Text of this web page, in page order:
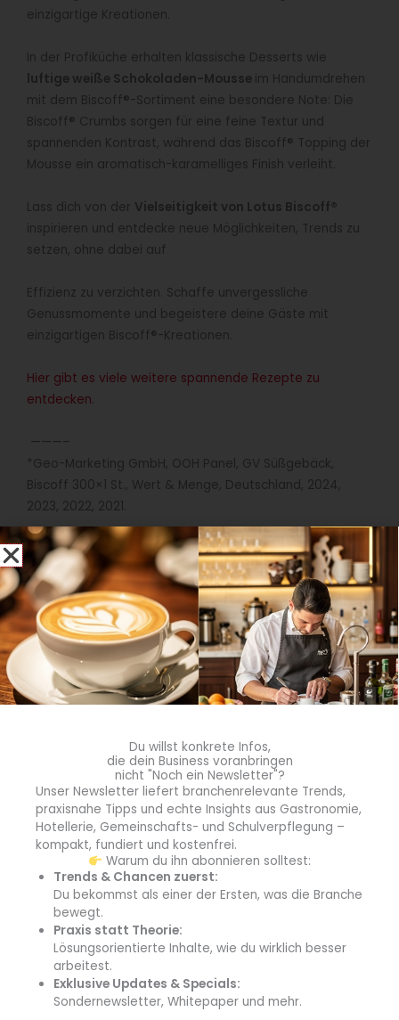
einzigartige Kreationen.
In der Profiküche erhalten klassische Desserts wie
luftige weiße Schokoladen-Mousse im Handumdrehen
mit dem Biscoff®-Sortiment eine besondere Note: Die
Biscoff® Crumbs sorgen für eine feine Textur und
spannenden Kontrast, während das Biscoff® Topping der
Mousse ein aromatisch-karamelliges Finish verleiht.
Lass dich von der Vielseitigkeit von Lotus Biscoff®
inspirieren und entdecke neue Möglichkeiten, Trends zu
setzen, ohne dabei auf
Effizienz zu verzichten. Schaffe unvergessliche
Genussmomente und begeistere deine Gäste mit
einzigartigen Biscoff®-Kreationen.
Hier gibt es viele weitere spannende Rezepte zu
entdecken.
———–
*Geo-Marketing GmbH, OOH Panel, GV Süßgebäck,
Biscoff 300×1 St., Wert & Menge, Deutschland, 2024,
2023, 2022, 2021.
Quelle: Lotus Bakeries
blgastro.de
Die Redaktion von
aktuelle Entwicklungen,
Trends und Themen aus
dem gesamten Außer-
Haus-Markt – von
Gastronomie und Hotellerie
über
Gemeinschaftsgastronomie
bis hin zu Catering und
Schulverpflegung –
kompakt, praxisnah und auf
Meldungen steht eine
erfahrene Fachredaktion mit
Du willst konkrete Infos,
die dein Business voranbringen
nicht "Noch ein Newsletter"?
Unser Newsletter liefert branchenrelevante Trends,
praxisnahe Tipps und echte Insights aus Gastronomie,
Hotellerie, Gemeinschafts- und Schulverpflegung –
kompakt, fundiert und kostenfrei.
Warum du ihn abonnieren solltest:
Trends & Chancen zuerst:
Du bekommst als einer der Ersten, was die Branche
bewegt.
Praxis statt Theorie:
Lösungsorientierte Inhalte, wie du wirklich besser
arbeitest.
Exklusive Updates & Specials:
Sondernewsletter, Whitepaper und mehr.